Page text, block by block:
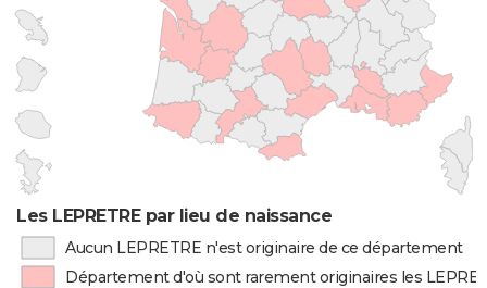
Les LEPRETRE par lieu de naissance
Aucun LEPRETRE n'est originaire de ce département
Département d'où sont rarement originaires les